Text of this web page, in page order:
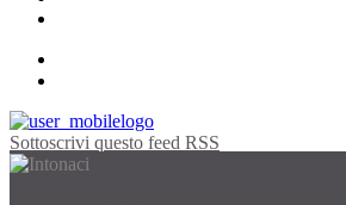
Sottoscrivi questo feed RSS